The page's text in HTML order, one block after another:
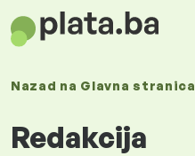
Nazad na Glavna stranica
Redakcija